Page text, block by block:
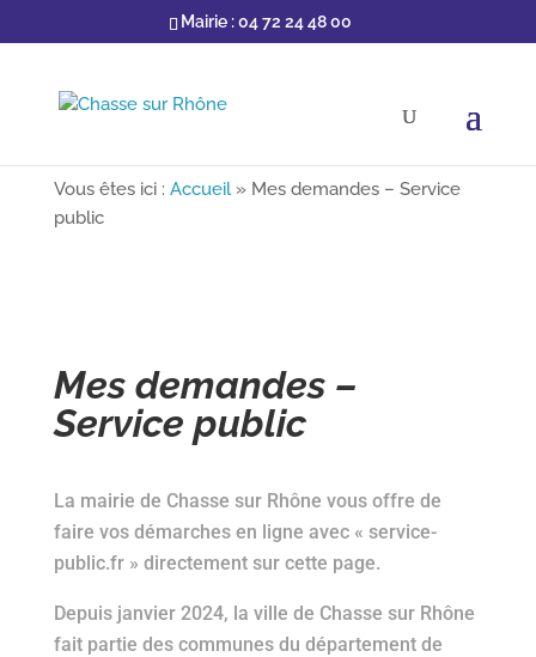
Mairie : 04 72 24 48 00
Vous êtes ici : Accueil» Mes demandes – Service
public
Mes demandes –
Service public
La mairie de Chasse sur Rhône vous offre de
faire vos démarches en ligne avec « service-
public.fr » directement sur cette page.
Depuis janvier 2024, la ville de Chasse sur Rhône
fait partie des communes du département de